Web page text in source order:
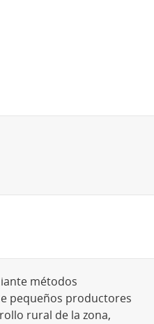
métodos
pequeños productores
rural de la zona,